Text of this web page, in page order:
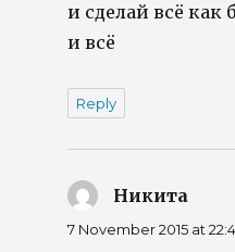
и сделай всё как
и всё
Reply
Никита
7 November 2015 at